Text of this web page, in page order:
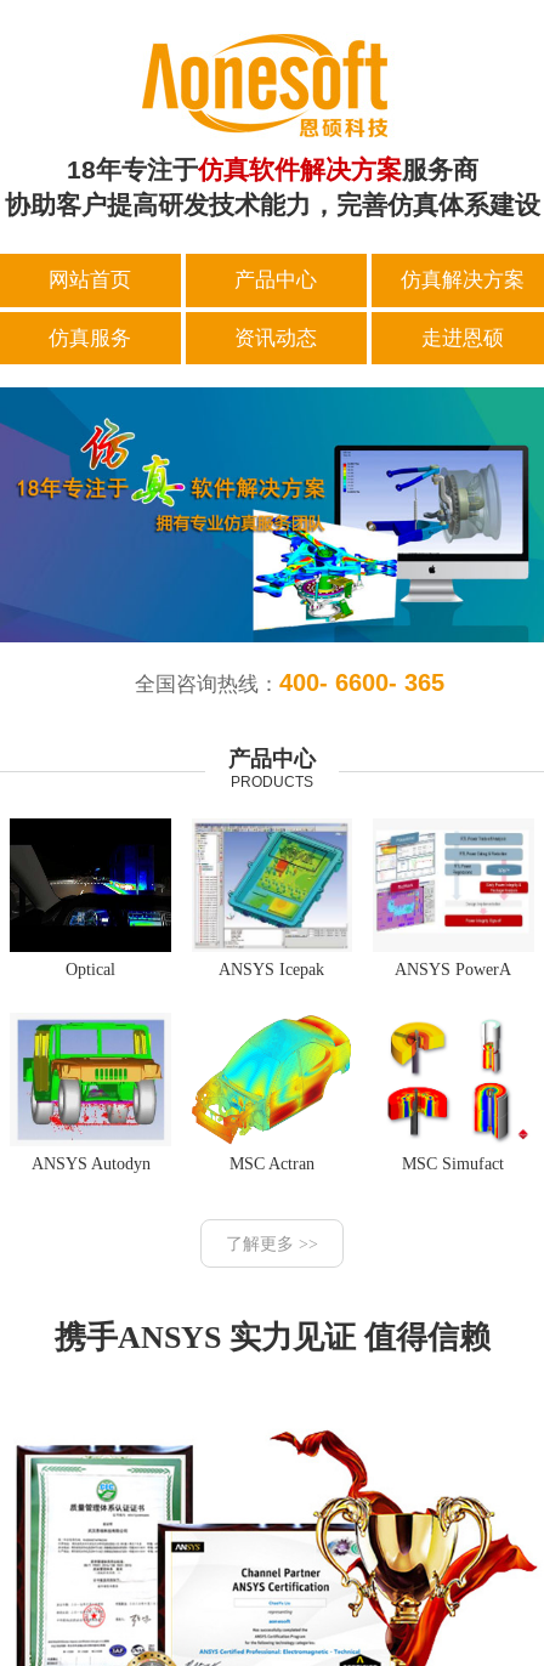
18年专注于仿真软件解决方案服务商
协助客户提高研发技术能力，完善仿真体系建设
网站首页 产品中心 仿真解决方案
仿真服务 资讯动态 走进恩硕
全国咨询热线： 400- 6600- 365
产品中心
PRODUCTS
Optical ANSYS Icepak ANSYS PowerA
ANSYS Autodyn MSC Actran MSC Simufact
了解更多 >>
携手ANSYS 实力见证 值得信赖